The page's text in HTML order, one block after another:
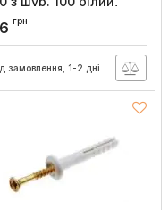
грн
замовлення, 1-2 дні